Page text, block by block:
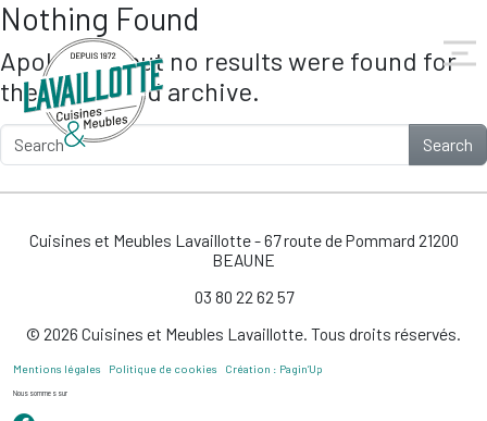
Skip to main content
Nothing Found
Apologies, but no results were found for
the requested archive.
Search
Cuisines et Meubles Lavaillotte - 67 route de Pommard 21200
BEAUNE
03 80 22 62 57
© 2026 Cuisines et Meubles Lavaillotte. Tous droits réservés.
Mentions légales Politique de cookies Création : Pagin’Up
Nous sommes sur